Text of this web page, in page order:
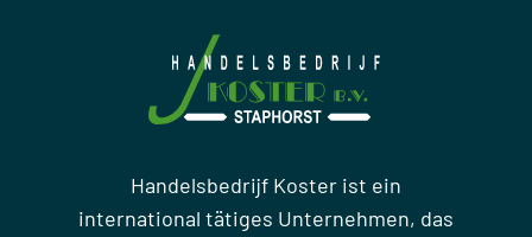
Handelsbedrijf Koster ist ein
international tätiges Unternehmen, das